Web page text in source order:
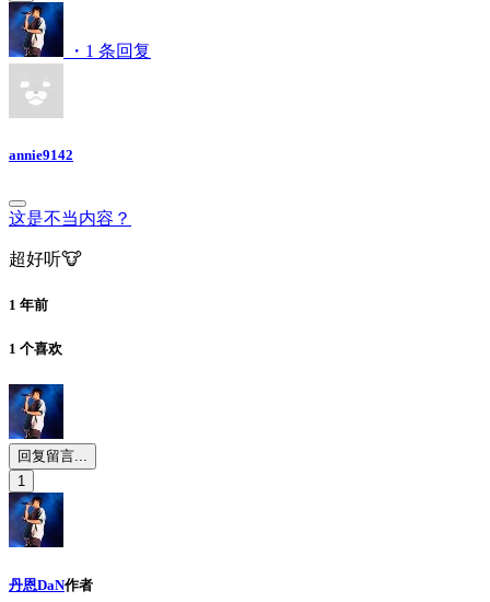
・1 条回复
annie9142
这是不当内容？
超好听🐮
1 年前
1 个喜欢
回复留言...
1
丹恩DaN作者